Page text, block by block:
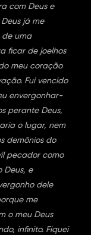
com Deus e
já me
de uma
ficar de joelhos
meu coração
Fui vencido
envergonhar-
perante Deus,
o lugar, nem
demônios do
pecador como
Deus, e
dele
me
o meu Deus
infinito. Fiquei